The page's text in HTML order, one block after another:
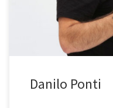
Danilo Ponti